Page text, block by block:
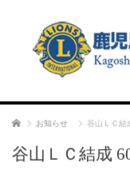
ホーム お知らせ 谷山ＬＣ結
谷山ＬＣ結成